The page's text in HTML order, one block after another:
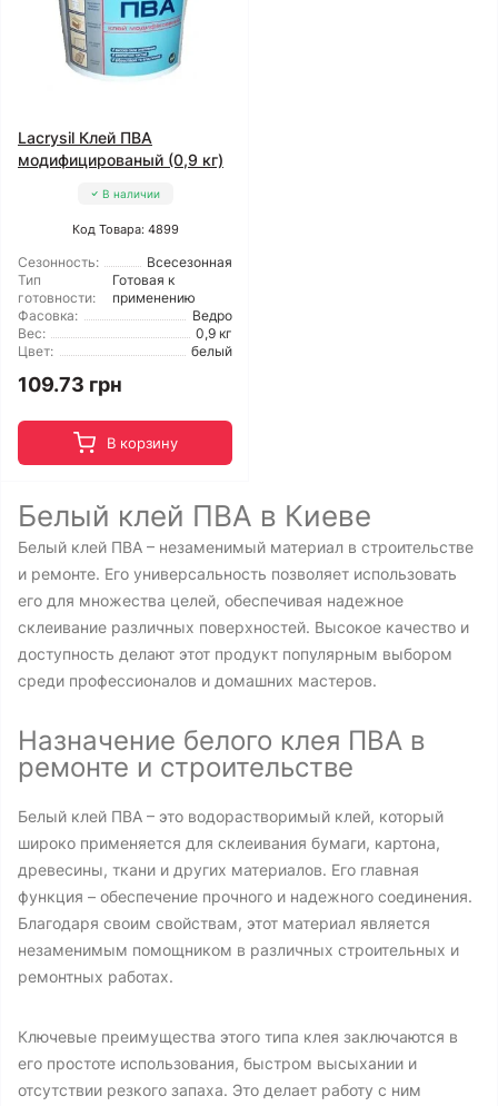
Lacrysil Клей ПВА
модифицированый (0,9 кг)
В наличии
Код Товара: 4899
Сезонность:
Всесезонная
Тип
готовности:
Готовая к
применению
Фасовка:
Ведро
Вес:
0,9 кг
Цвет:
белый
109.73 грн
В корзину
Белый клей ПВА в Киеве
Белый клей ПВА – незаменимый материал в строительстве
и ремонте. Его универсальность позволяет использовать
его для множества целей, обеспечивая надежное
склеивание различных поверхностей. Высокое качество и
доступность делают этот продукт популярным выбором
среди профессионалов и домашних мастеров.
Назначение белого клея ПВА в
ремонте и строительстве
Белый клей ПВА – это водорастворимый клей, который
широко применяется для склеивания бумаги, картона,
древесины, ткани и других материалов. Его главная
функция – обеспечение прочного и надежного соединения.
Благодаря своим свойствам, этот материал является
незаменимым помощником в различных строительных и
ремонтных работах.
Ключевые преимущества этого типа клея заключаются в
его простоте использования, быстром высыхании и
отсутствии резкого запаха. Это делает работу с ним